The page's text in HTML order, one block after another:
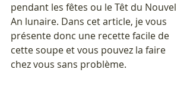
pendant les fêtes ou le Têt du Nouvel
An lunaire. Dans cet article, je vous
présente donc une recette facile de
cette soupe et vous pouvez la faire
chez vous sans problème.